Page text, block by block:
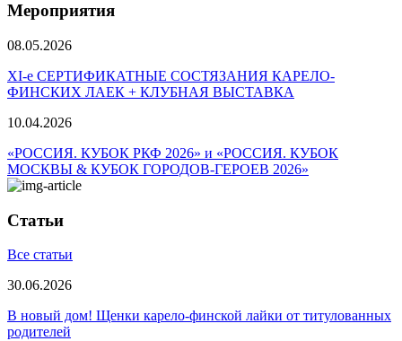
Мероприятия
08.05.2026
ХI-е СЕРТИФИКАТНЫЕ СОСТЯЗАНИЯ КАРЕЛО-
ФИНСКИХ ЛАЕК + КЛУБНАЯ ВЫСТАВКА
10.04.2026
«РОССИЯ. КУБОК РКФ 2026» и «РОССИЯ. КУБОК
МОСКВЫ & КУБОК ГОРОДОВ-ГЕРОЕВ 2026»
Статьи
Все статьи
30.06.2026
В новый дом! Щенки карело-финской лайки от титулованных
родителей